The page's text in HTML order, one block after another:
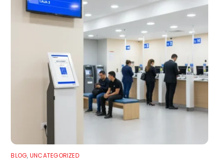
BLOG, UNCATEGORIZED